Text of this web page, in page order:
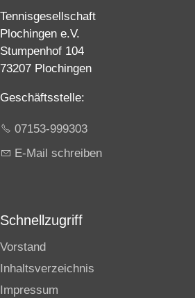
Tennisgesellschaft
Plochingen e.V.
Stumpenhof 104
73207 Plochingen
Geschäftsstelle:
07153-999303
E-Mail schreiben
Schnellzugriff
Vorstand
Inhaltsverzeichnis
Impressum